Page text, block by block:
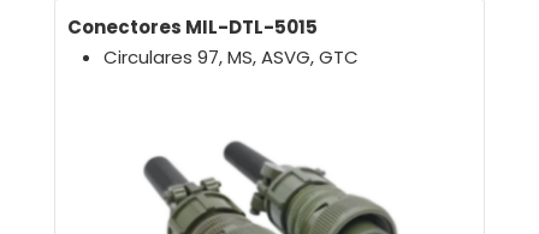
Conectores MIL-DTL-5015
Circulares 97, MS, ASVG, GTC